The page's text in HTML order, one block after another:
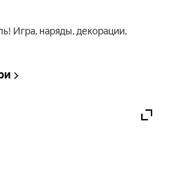
Игра, наряды, декорации,